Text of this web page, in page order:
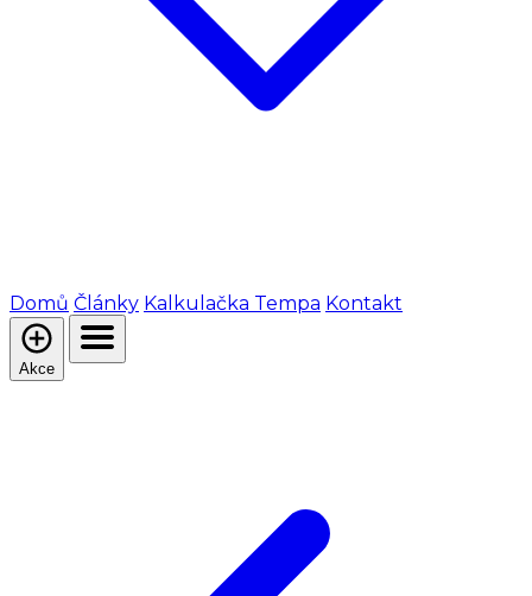
Domů Články Kalkulačka Tempa Kontakt
Akce